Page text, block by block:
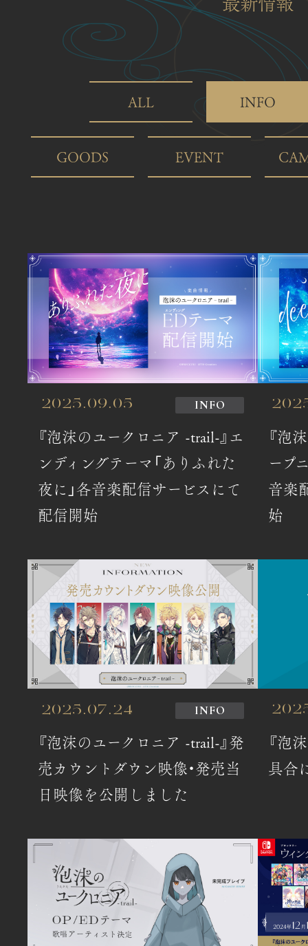
ALL INFO
GOODS EVENT
2025.09.05 INFO
『泡沫のユークロニア -trail-』エ
ンディングテーマ「ありふれた
夜に」各音楽配信サービスにて
配信開始
『泡
ープ
音楽
始
2025.07.24 INFO
『泡沫のユークロニア -trail-』発
売カウントダウン映像・発売当
日映像を公開しました
『泡
具合